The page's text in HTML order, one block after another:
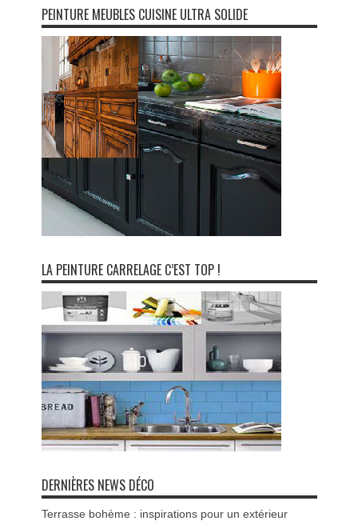
PEINTURE MEUBLES CUISINE ULTRA SOLIDE
LA PEINTURE CARRELAGE C’EST TOP !
DERNIÈRES NEWS DÉCO
Terrasse bohème : inspirations pour un extérieur